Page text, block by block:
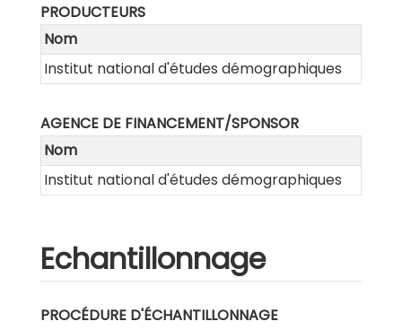
PRODUCTEURS
Nom
Institut national d'études démographiques
AGENCE DE FINANCEMENT/SPONSOR
Nom
Institut national d'études démographiques
Echantillonnage
PROCÉDURE D'ÉCHANTILLONNAGE